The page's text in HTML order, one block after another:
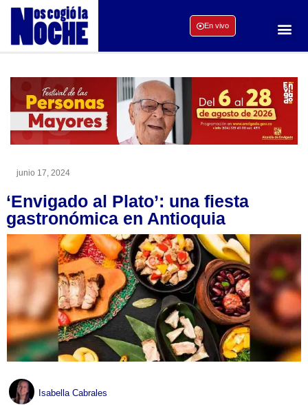
En vivo
junio 17, 2024
‘Envigado al Plato’: una fiesta
gastronómica en Antioquia
Isabella Cabrales